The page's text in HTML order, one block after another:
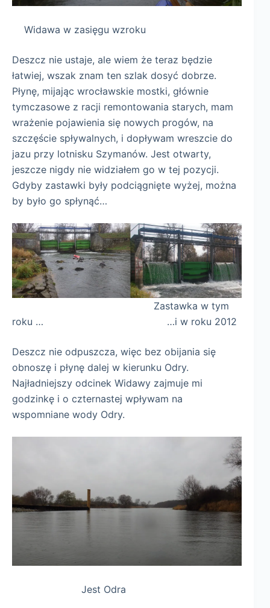
Widawa w zasięgu wzroku
Deszcz nie ustaje, ale wiem że teraz będzie
łatwiej, wszak znam ten szlak dosyć dobrze.
Płynę, mijając wrocławskie mostki, głównie
tymczasowe z racji remontowania starych, mam
wrażenie pojawienia się nowych progów, na
szczęście spływalnych, i dopływam wreszcie do
jazu przy lotnisku Szymanów. Jest otwarty,
jeszcze nigdy nie widziałem go w tej pozycji.
Gdyby zastawki były podciągnięte wyżej, można
by było go spłynąć…
Zastawka w tym
roku … …i w roku 2012
Deszcz nie odpuszcza, więc bez obijania się
obnoszę i płynę dalej w kierunku Odry.
Najładniejszy odcinek Widawy zajmuje mi
godzinkę i o czternastej wpływam na
wspomniane wody Odry.
Jest Odra